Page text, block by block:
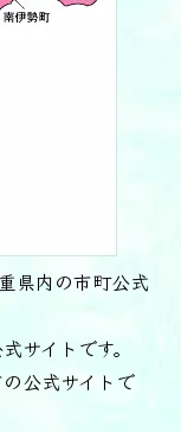
県内の市町公式
サイトです。
公式サイトで